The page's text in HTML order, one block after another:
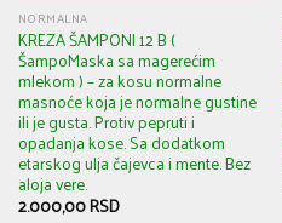
NORMALNA
KREZA ŠAMPONI 12 B (
ŠampoMaska sa magerećim
mlekom ) – za kosu normalne
masnoće koja je normalne gustine
ili je gusta. Protiv pepruti i
opadanja kose. Sa dodatkom
etarskog ulja čajevca i mente. Bez
aloja vere.
2.000,00RSD